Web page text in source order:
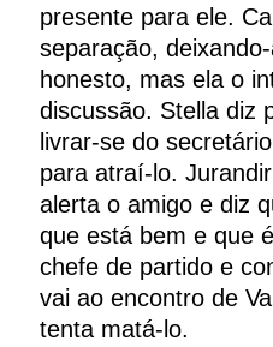
presente para ele.
separação,
honesto, mas ela o
discussão. Stella diz
livrar-se do
para atraí-lo.
alerta o amigo e diz
que está bem e que
chefe de partido e
vai ao encontro de
tenta matá-lo.